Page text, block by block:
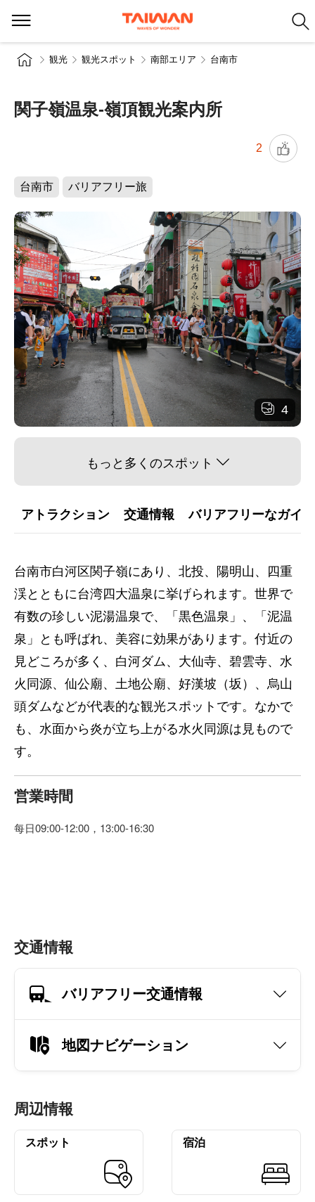
観光 観光スポット 南部エリア 台南市
関子嶺温泉-嶺頂観光案内所
2
台南市 バリアフリー旅
4
もっと多くのスポット
アトラクション 交通情報 バリアフリーなガイ
台南市白河区関子嶺にあり、北投、陽明山、四重
渓とともに台湾四大温泉に挙げられます。世界で
有数の珍しい泥湯温泉で、「黒色温泉」、「泥温
泉」とも呼ばれ、美容に効果があります。付近の
見どころが多く、白河ダム、大仙寺、碧雲寺、水
火同源、仙公廟、土地公廟、好漢坡（坂）、烏山
頭ダムなどが代表的な観光スポットです。なかで
も、水面から炎が立ち上がる水火同源は見もので
す。
営業時間
每日09:00-12:00，13:00-16:30
交通情報
バリアフリー交通情報
地図ナビゲーション
周辺情報
スポット 宿泊